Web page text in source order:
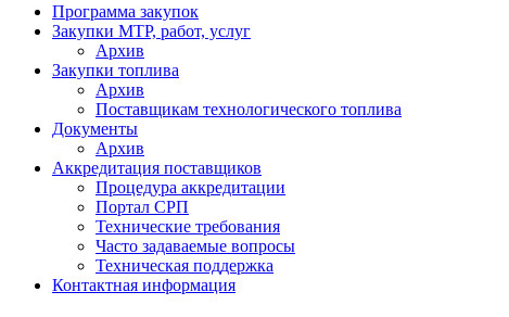
Программа закупок
Закупки МТР, работ, услуг
Архив
Закупки топлива
Архив
Поставщикам технологического топлива
Документы
Архив
Аккредитация поставщиков
Процедура аккредитации
Портал СРП
Технические требования
Часто задаваемые вопросы
Техническая поддержка
Контактная информация